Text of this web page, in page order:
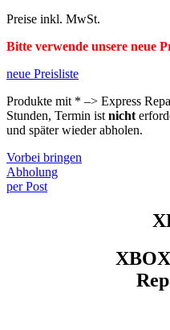
Preise inkl. MwSt.
Bitte verwende unsere neue
neue Preisliste
Produkte mit * –> Express
Stunden, Termin ist nicht
und später wieder abholen.
Vorbei bringen
Abholung
per Post